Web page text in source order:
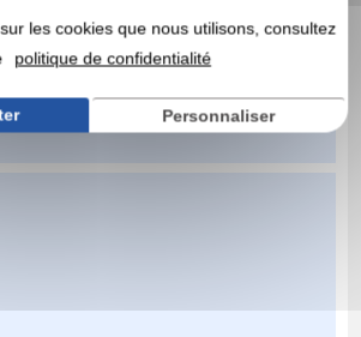
les cookies que nous utilisons, consultez
politique de confidentialité
Personnaliser